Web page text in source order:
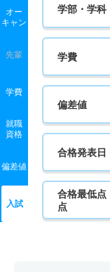
オー
キャン
先輩
学費
就職
資格
偏差値
入試
学部・学科
学費
偏差値
合格発表日
合格最低点
点